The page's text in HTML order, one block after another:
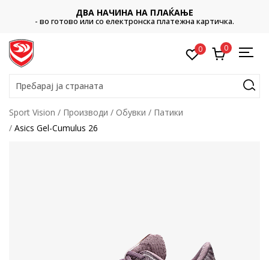
ДВА НАЧИНА НА ПЛАЌАЊЕ
- во готово или со електронска платежна картичка.
0 0
Пребарај ја страната
Sport Vision Производи Обувки
Патики
Asics Gel-Cumulus 26